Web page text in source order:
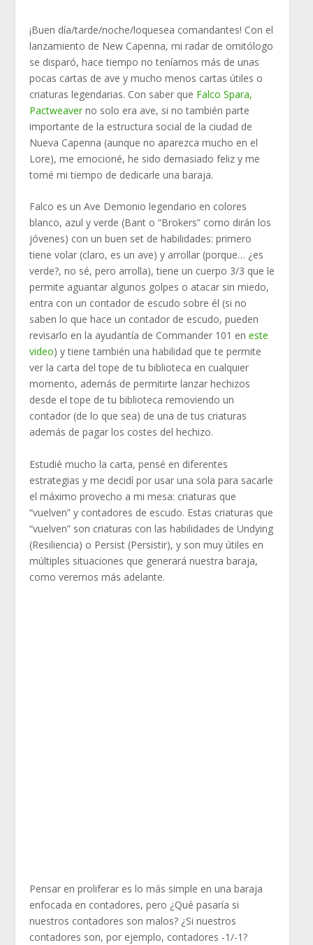
¡Buen día/tarde/noche/loquesea comandantes! Con el
lanzamiento de New Capenna, mi radar de ornitólogo
se disparó, hace tiempo no teníamos más de unas
pocas cartas de ave y mucho menos cartas útiles o
criaturas legendarias. Con saber que Falco Spara,
Pactweaver no solo era ave, si no también parte
importante de la estructura social de la ciudad de
Nueva Capenna (aunque no aparezca mucho en el
Lore), me emocioné, he sido demasiado feliz y me
tomé mi tiempo de dedicarle una baraja.
Falco es un Ave Demonio legendario en colores
blanco, azul y verde (Bant o “Brokers” como dirán los
jóvenes) con un buen set de habilidades: primero
tiene volar (claro, es un ave) y arrollar (porque… ¿es
verde?, no sé, pero arrolla), tiene un cuerpo 3/3 que le
permite aguantar algunos golpes o atacar sin miedo,
entra con un contador de escudo sobre él (si no
saben lo que hace un contador de escudo, pueden
revisarlo en la ayudantía de Commander 101 eneste
video) y tiene también una habilidad que te permite
ver la carta del tope de tu biblioteca en cualquier
momento, además de permitirte lanzar hechizos
desde el tope de tu biblioteca removiendo un
contador (de lo que sea) de una de tus criaturas
además de pagar los costes del hechizo.
Estudié mucho la carta, pensé en diferentes
estrategias y me decidí por usar una sola para sacarle
el máximo provecho a mi mesa: criaturas que
“vuelven” y contadores de escudo. Estas criaturas que
“vuelven” son criaturas con las habilidades de Undying
(Resiliencia) o Persist (Persistir), y son muy útiles en
múltiples situaciones que generará nuestra baraja,
como veremos más adelante.
Pensar en proliferar es lo más simple en una baraja
enfocada en contadores, pero ¿Qué pasaría si
nuestros contadores son malos? ¿Si nuestros
contadores son, por ejemplo, contadores -1/-1?